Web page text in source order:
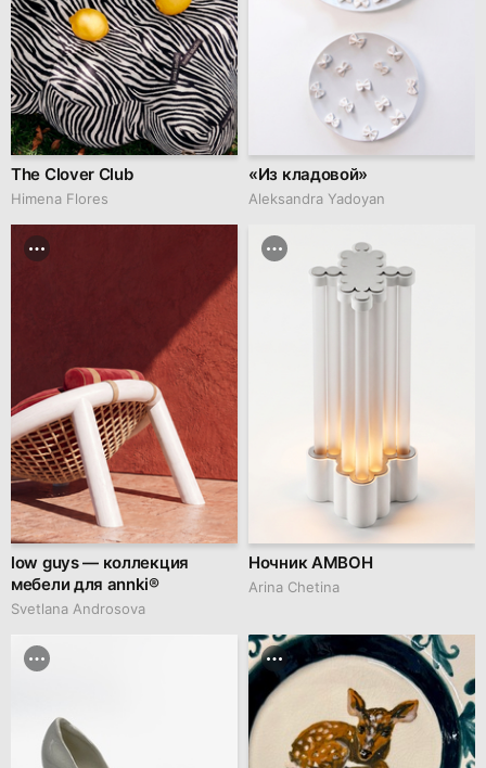
The Clover Club
Himena Flores
«Из кладовой»
Aleksandra Yadoyan
low guys — коллекция
мебели для annki®
Svetlana Androsova
Ночник АМВОН
Arina Chetina